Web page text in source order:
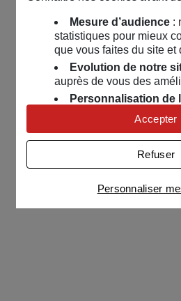
Mesure d’audience:
statistiques pour mieux
que vous faites du site et
Evolution de notre
auprès de vous des
Personnalisation de
nous servons de cookies
contenus et personnaliser
Univers publicitaire:
nos partenaires des
publicités personnalisées
Connaître notre politique
partenaires
Personnaliser
Refuser
Accepter